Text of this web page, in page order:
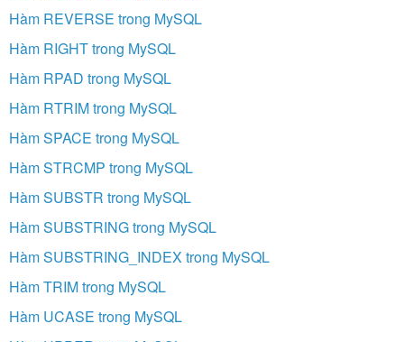
Hàm REVERSE trong MySQL
Hàm RIGHT trong MySQL
Hàm RPAD trong MySQL
Hàm RTRIM trong MySQL
Hàm SPACE trong MySQL
Hàm STRCMP trong MySQL
Hàm SUBSTR trong MySQL
Hàm SUBSTRING trong MySQL
Hàm SUBSTRING_INDEX trong MySQL
Hàm TRIM trong MySQL
Hàm UCASE trong MySQL